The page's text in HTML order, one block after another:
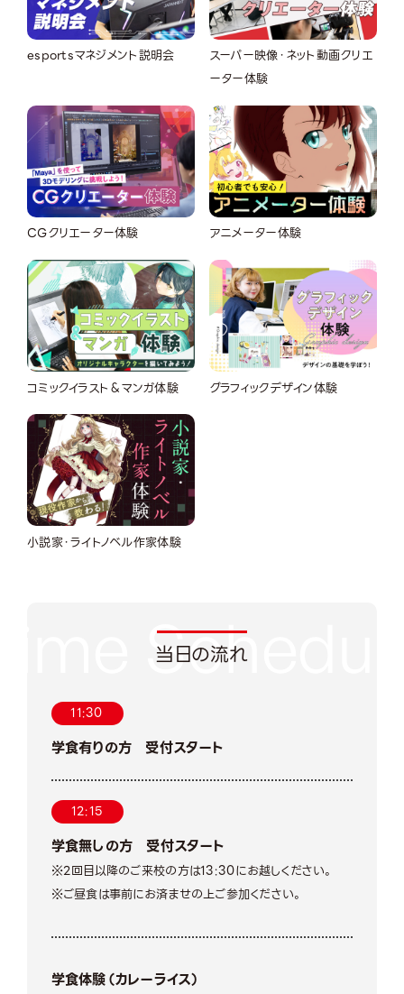
esportsマネジメント説明会
スーパー映像・ネット動画クリエ
ーター体験
CGクリエーター体験 アニメーター体験
コミックイラスト＆マンガ体験 グラフィックデザイン体験
小説家・ライトノベル作家体験
当日の流れ
11:30
学食有りの方 受付スタート
12:15
学食無しの方 受付スタート
※2回目以降のご来校の方は13:30にお越しください。
※ご昼食は事前にお済ませの上ご参加ください。
学食体験（カレーライス）